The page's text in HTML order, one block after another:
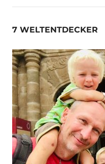
7 WELTENTDECKER